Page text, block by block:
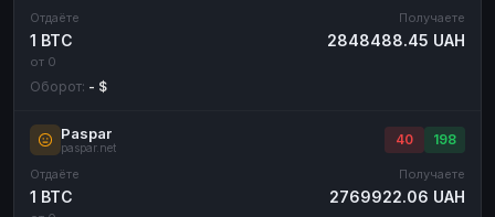
Отдаёте
1 BTC
от 0
Получаете
2848488.45 UAH
Оборот: - $
Paspar
paspar.net
40 198
Отдаёте
1 BTC
Получаете
2769922.06 UAH